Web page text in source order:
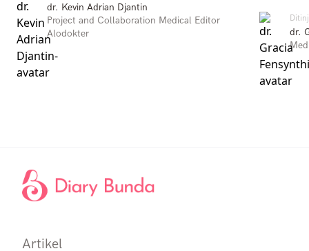
dr. Kevin Adrian Djantin
Project and Collaboration Medical Editor
Alodokter
dr.
Artikel